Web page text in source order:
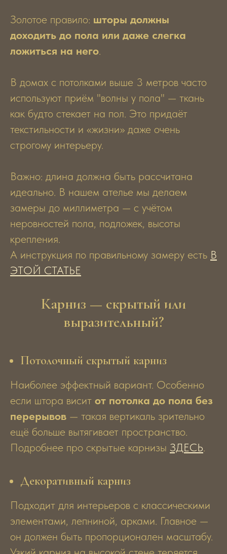
Золотое правило: шторы должны
доходить до пола или даже слегка
ложиться на него.
В домах с потолками выше 3 метров часто
используют приём "волны у пола" — ткань
как будто стекает на пол. Это придаёт
текстильности и «жизни» даже очень
строгому интерьеру.
Важно: длина должна быть рассчитана
идеально. В нашем ателье мы делаем
замеры до миллиметра — с учётом
неровностей пола, подложек, высоты
крепления.
А инструкция по правильному замеру есть В
ЭТОЙ СТАТЬЕ
Карниз — скрытый или
выразительный?
Потолочный скрытый карниз
Наиболее эффектный вариант. Особенно
если штора висит от потолка до пола без
перерывов — такая вертикаль зрительно
ещё больше вытягивает пространство.
Подробнее про скрытые карнизы ЗДЕСЬ.
Декоративный карниз
Подходит для интерьеров с классическими
элементами, лепниной, арками. Главное —
он должен быть пропорционален масштабу.